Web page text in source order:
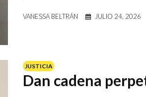
VANESSA BELTRÁN JULIO 24, 2026
JUSTICIA
Dan cadena